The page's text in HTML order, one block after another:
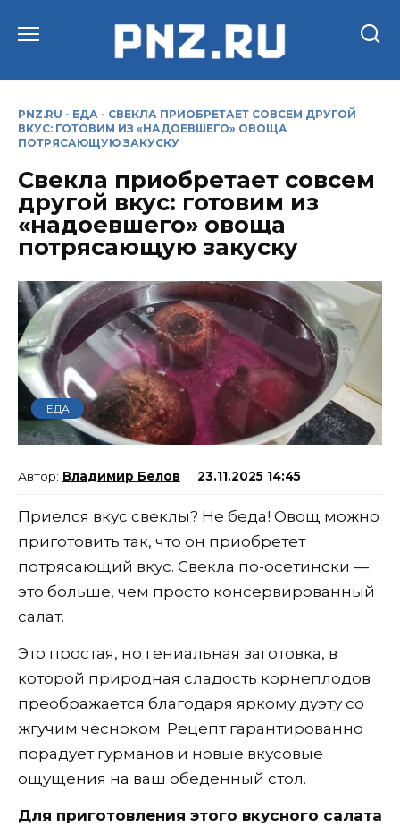
PNZ.RU - ЕДА - СВЕКЛА ПРИОБРЕТАЕТ СОВСЕМ ДРУГОЙ
ВКУС: ГОТОВИМ ИЗ «НАДОЕВШЕГО» ОВОЩА
ПОТРЯСАЮЩУЮ ЗАКУСКУ
Свекла приобретает совсем
другой вкус: готовим из
«надоевшего» овоща
потрясающую закуску
ЕДА
Владимир Белов 23.11.2025 14:45
Приелся вкус свеклы? Не беда! Овощ можно
приготовить так, что он приобретет
потрясающий вкус. Свекла по-осетински —
это больше, чем просто консервированный
салат.
Это простая, но гениальная заготовка, в
которой природная сладость корнеплодов
преображается благодаря яркому дуэту со
жгучим чесноком. Рецепт гарантированно
порадует гурманов и новые вкусовые
ощущения на ваш обеденный стол.
Для приготовления этого вкусного салата